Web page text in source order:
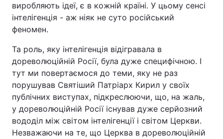
виробляють ідеї, є в кожній країні. У цьому сенсі
інтелігенція - аж ніяк не суто російський
феномен.
Та роль, яку інтелігенція відігравала в
дореволюційній Росії, була дуже специфічною. І
тут ми повертаємося до теми, яку не раз
порушував Святіший Патріарх Кирил у своїх
публічних виступах, підкреслюючи, що, на жаль,
у дореволюційній Росії існував дуже серйозний
вододіл між світом інтелігенції і світом Церкви.
Незважаючи на те, що Церква в дореволюційній